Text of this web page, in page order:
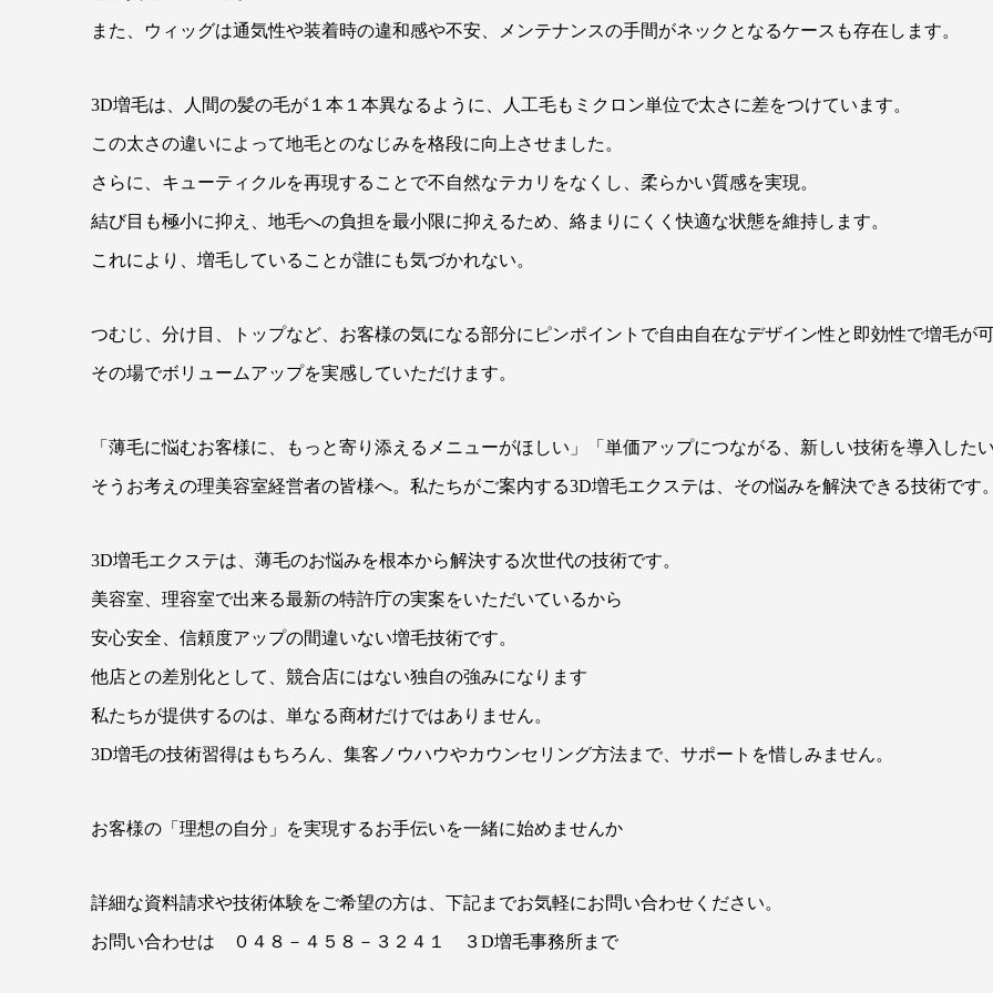
また、ウィッグは通気性や装着時の違和感や不安、メンテナンスの手間がネックとなるケースも存在します。
3D増毛は、人間の髪の毛が１本１本異なるように、人工毛もミクロン単位で太さに差をつけています。
この太さの違いによって地毛とのなじみを格段に向上させました。
さらに、キューティクルを再現することで不自然なテカリをなくし、柔らかい質感を実現。
結び目も極小に抑え、地毛への負担を最小限に抑えるため、絡まりにくく快適な状態を維持します。
これにより、増毛していることが誰にも気づかれない。
つむじ、分け目、トップなど、お客様の気になる部分にピンポイントで自由自在なデザイン性と即効性で増毛が可
その場でボリュームアップを実感していただけます。
「薄毛に悩むお客様に、もっと寄り添えるメニューがほしい」「単価アップにつながる、新しい技術を導入したい
そうお考えの理美容室経営者の皆様へ。私たちがご案内する3D増毛エクステは、その悩みを解決できる技術です。
3D増毛エクステは、薄毛のお悩みを根本から解決する次世代の技術です。
美容室、理容室で出来る最新の特許庁の実案をいただいているから
安心安全、信頼度アップの間違いない増毛技術です。
他店との差別化として、競合店にはない独自の強みになります
私たちが提供するのは、単なる商材だけではありません。
3D増毛の技術習得はもちろん、集客ノウハウやカウンセリング方法まで、サポートを惜しみません。
お客様の「理想の自分」を実現するお手伝いを一緒に始めませんか
詳細な資料請求や技術体験をご希望の方は、下記までお気軽にお問い合わせください。
お問い合わせは ０４８－４５８－３２４１ ３D増毛事務所まで